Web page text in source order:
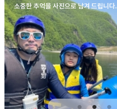
소중한 추억을 사진으로 남겨 드립니다.